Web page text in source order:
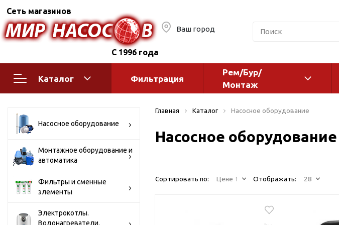
Сеть магазинов
С 1996 года
Ваш город
Каталог
Поверхностные насосы
Бытовые
Горизонтальные
многоступенчатые
многоступенчатые
моноблочные
Полив
водоснабжения
Оголовки и адаптеры
Фильтрация
Рем/Бур/
Монтаж
Насосное оборудование
Монтажное оборудование и
автоматика
Фильтры и сменные
элементы
Электрокотлы.
Водонагреватели.
Главная Каталог Насосное оборудование
Насосное оборудование
Сортировать по: Цене ↑ Отображать: 28